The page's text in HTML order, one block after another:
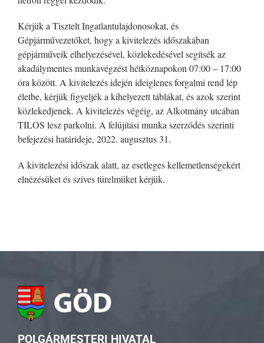
Kérjük a Tisztelt Ingatlantulajdonosokat, és
Gépjárművezetőket, hogy a kivitelezés időszakában
gépjárműveik elhelyezésével, közlekedésével segítsék az
akadálymentes munkavégzést hétköznapokon 07:00 – 17:00
óra között. A kivitelezés idején ideiglenes forgalmi rend lép
életbe, kérjük figyeljék a kihelyezett táblákat, és azok szerint
közlekedjenek. A kivitelezés végéig, az Alkotmány utcában
TILOS lesz parkolni. A felújítási munka szerződés szerinti
befejezési határideje, 2022. augusztus 31.
A kivitelezési időszak alatt, az esetleges kellemetlenségekért
elnézésüket és szíves türelmüket kérjük.
POLGÁRMESTERI HIVATAL